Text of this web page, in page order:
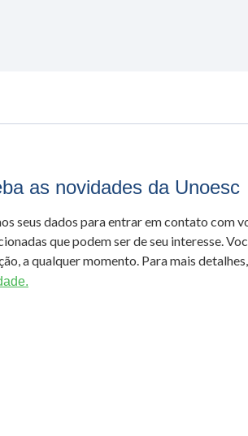
as novidades da Unoesc
seus dados para entrar em contato com
que podem ser de seu interesse.
a qualquer momento. Para mais